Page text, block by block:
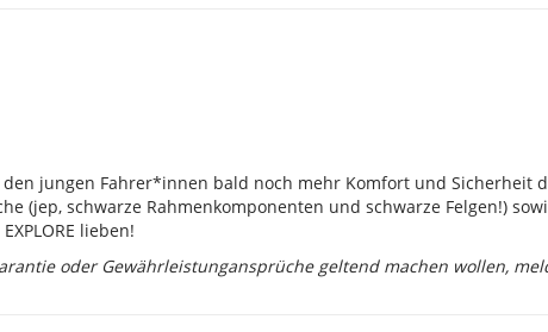
jungen Fahrer*innen bald noch mehr Komfort und Sicherheit
(jep, schwarze Rahmenkomponenten und schwarze Felgen!)
lieben!
oder Gewährleistungansprüche geltend machen wollen,